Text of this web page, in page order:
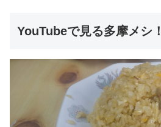
YouTubeで見る多摩メシ！